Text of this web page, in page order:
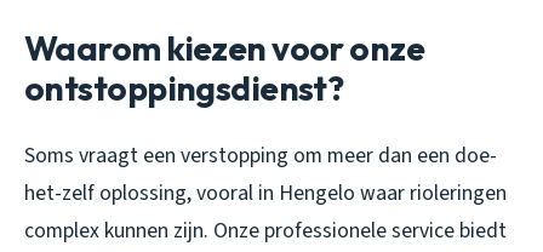
Waarom kiezen voor onze
ontstoppingsdienst?
Soms vraagt een verstopping om meer dan een doe-
het-zelf oplossing, vooral in Hengelo waar rioleringen
complex kunnen zijn. Onze professionele service biedt